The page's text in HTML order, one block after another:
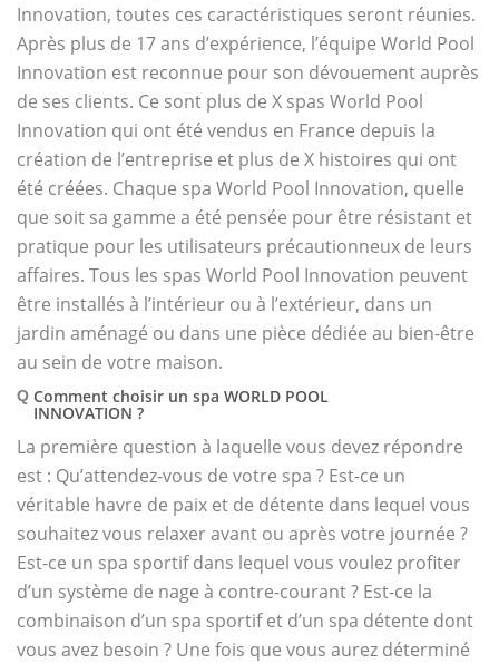
Innovation, toutes ces caractéristiques seront réunies.
Après plus de 17 ans d’expérience, l’équipe World Pool
Innovation est reconnue pour son dévouement auprès
de ses clients. Ce sont plus de X spas World Pool
Innovation qui ont été vendus en France depuis la
création de l’entreprise et plus de X histoires qui ont
été créées. Chaque spa World Pool Innovation, quelle
que soit sa gamme a été pensée pour être résistant et
pratique pour les utilisateurs précautionneux de leurs
affaires. Tous les spas World Pool Innovation peuvent
être installés à l’intérieur ou à l’extérieur, dans un
jardin aménagé ou dans une pièce dédiée au bien-être
au sein de votre maison.
Q Comment choisir un spa WORLD POOL
INNOVATION ?
La première question à laquelle vous devez répondre
est : Qu’attendez-vous de votre spa ? Est-ce un
véritable havre de paix et de détente dans lequel vous
souhaitez vous relaxer avant ou après votre journée ?
Est-ce un spa sportif dans lequel vous voulez profiter
d’un système de nage à contre-courant ? Est-ce la
combinaison d’un spa sportif et d’un spa détente dont
vous avez besoin ? Une fois que vous aurez déterminé